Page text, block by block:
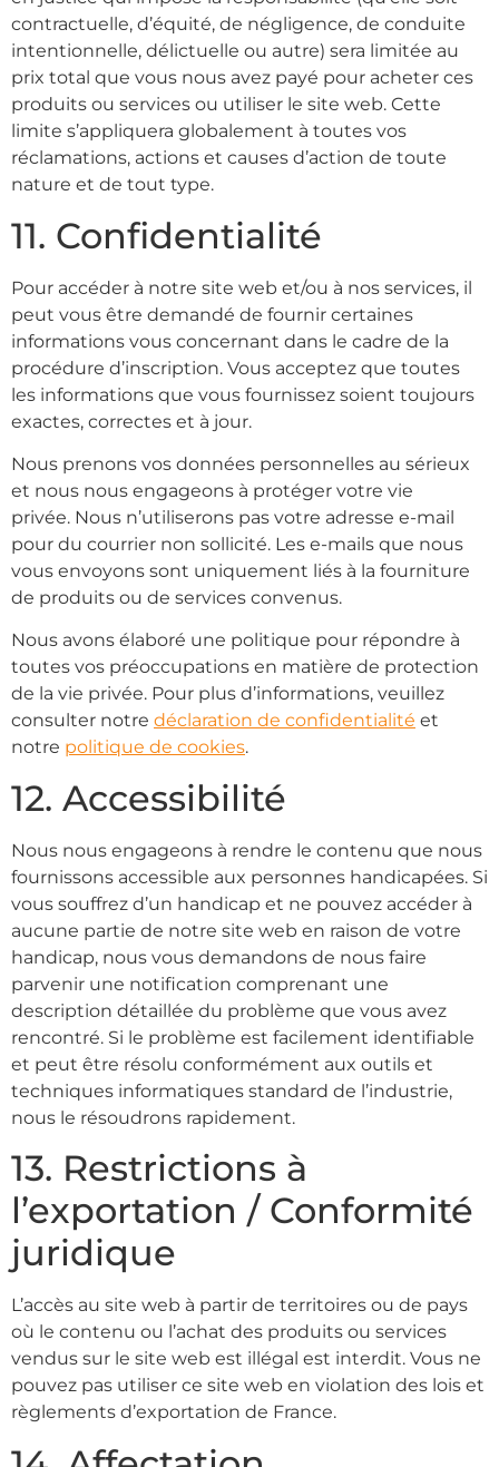
contractuelle, d’équité, de négligence, de conduite
intentionnelle, délictuelle ou autre) sera limitée au
prix total que vous nous avez payé pour acheter ces
produits ou services ou utiliser le site web. Cette
limite s’appliquera globalement à toutes vos
réclamations, actions et causes d’action de toute
nature et de tout type.
11. Confidentialité
Pour accéder à notre site web et/ou à nos services, il
peut vous être demandé de fournir certaines
informations vous concernant dans le cadre de la
procédure d’inscription. Vous acceptez que toutes
les informations que vous fournissez soient toujours
exactes, correctes et à jour.
Nous prenons vos données personnelles au sérieux
et nous nous engageons à protéger votre vie
privée. Nous n’utiliserons pas votre adresse e-mail
pour du courrier non sollicité. Les e-mails que nous
vous envoyons sont uniquement liés à la fourniture
de produits ou de services convenus.
Nous avons élaboré une politique pour répondre à
toutes vos préoccupations en matière de protection
de la vie privée. Pour plus d’informations, veuillez
consulter notre déclaration de confidentialité et
notre politique de cookies.
12. Accessibilité
Nous nous engageons à rendre le contenu que nous
fournissons accessible aux personnes handicapées. Si
vous souffrez d’un handicap et ne pouvez accéder à
aucune partie de notre site web en raison de votre
handicap, nous vous demandons de nous faire
parvenir une notification comprenant une
description détaillée du problème que vous avez
rencontré. Si le problème est facilement identifiable
et peut être résolu conformément aux outils et
techniques informatiques standard de l’industrie,
nous le résoudrons rapidement.
13. Restrictions à
l’exportation / Conformité
juridique
L’accès au site web à partir de territoires ou de pays
où le contenu ou l’achat des produits ou services
vendus sur le site web est illégal est interdit. Vous ne
pouvez pas utiliser ce site web en violation des lois et
règlements d’exportation de France.